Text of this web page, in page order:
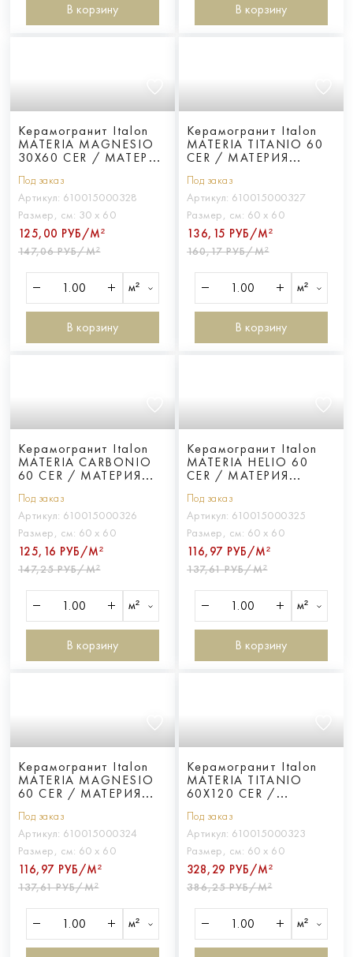
В корзину В корзину
Керамогранит Italon
MATERIA MAGNESIO
30X60 CER / МАТЕРИЯ
ПАТ
Под заказ
Артикул: 610015000328
Размер, см: 30 х 60
125,00 РУБ/М²
147,06 РУБ/М²
м²
В корзину
Керамогранит Italon
MATERIA TITANIO 60
CER / МАТЕРИЯ
Под заказ
Артикул: 610015000327
Размер, см: 60 х 60
136,15 РУБ/М²
160,17 РУБ/М²
м²
В корзину
Керамогранит Italon
MATERIA CARBONIO
60 CER / МАТЕРИЯ
Под заказ
Артикул: 610015000326
Размер, см: 60 х 60
125,16 РУБ/М²
147,25 РУБ/М²
м²
В корзину
Керамогранит Italon
MATERIA HELIO 60
CER / МАТЕРИЯ
Под заказ
Артикул: 610015000325
Размер, см: 60 х 60
116,97 РУБ/М²
137,61 РУБ/М²
м²
В корзину
Керамогранит Italon
MATERIA MAGNESIO
60 CER / МАТЕРИЯ
Под заказ
Артикул: 610015000324
Размер, см: 60 х 60
116,97 РУБ/М²
137,61 РУБ/М²
м²
Керамогранит Italon
MATERIA TITANIO
60X120 CER /
60X120 ПАТ
Под заказ
Артикул: 610015000323
Размер, см: 60 х 60
328,29 РУБ/М²
386,25 РУБ/М²
м²